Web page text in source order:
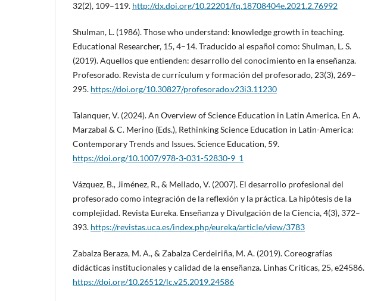
32(2), 109–119. http://dx.doi.org/10.22201/fq.18708404e.2021.2.76992
Shulman, L. (1986). Those who understand: knowledge growth in teaching.
Educational Researcher, 15, 4–14. Traducido al español como: Shulman, L. S.
(2019). Aquellos que entienden: desarrollo del conocimiento en la enseñanza.
Profesorado. Revista de currículum y formación del profesorado, 23(3), 269–
295. https://doi.org/10.30827/profesorado.v23i3.11230
Talanquer, V. (2024). An Overview of Science Education in Latin America. En A.
Marzabal & C. Merino (Eds.), Rethinking Science Education in Latin-America:
Contemporary Trends and Issues. Science Education, 59.
https://doi.org/10.1007/978-3-031-52830-9_1
Vázquez, B., Jiménez, R., & Mellado, V. (2007). El desarrollo profesional del
profesorado como integración de la reflexión y la práctica. La hipótesis de la
complejidad. Revista Eureka. Enseñanza y Divulgación de la Ciencia, 4(3), 372–
393. https://revistas.uca.es/index.php/eureka/article/view/3783
Zabalza Beraza, M. A., & Zabalza Cerdeiriña, M. A. (2019). Coreografías
didácticas institucionales y calidad de la enseñanza. Linhas Críticas, 25, e24586.
https://doi.org/10.26512/lc.v25.2019.24586